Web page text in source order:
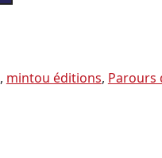
, mintou éditions, Parours